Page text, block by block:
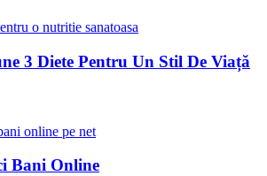
3 Diete Pentru Un Stil De Viață
Bani Online